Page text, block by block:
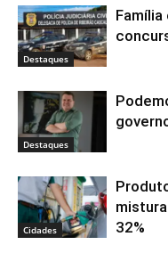
Destaques
Destaques
Cidades
32%